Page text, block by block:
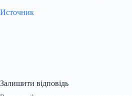
Источник
Залишити відповідь